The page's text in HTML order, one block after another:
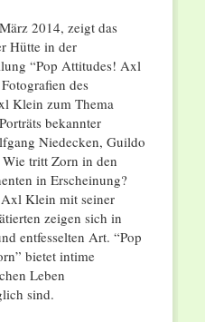
2014, zeigt das
Hütte in der
“Pop Attitudes! Axl
des
Klein zum Thema
bekannter
Niedecken, Guildo
tritt Zorn in den
in Erscheinung?
Klein mit seiner
zeigen sich in
entfesselten Art. “Pop
bietet intime
Leben
sind.